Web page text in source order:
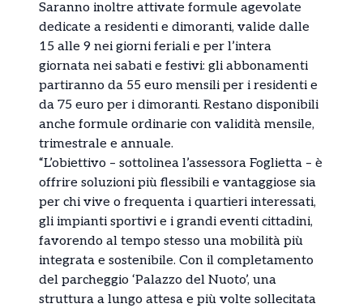
Saranno inoltre attivate formule agevolate
dedicate a residenti e dimoranti, valide dalle
15 alle 9 nei giorni feriali e per l’intera
giornata nei sabati e festivi: gli abbonamenti
partiranno da 55 euro mensili per i residenti e
da 75 euro per i dimoranti. Restano disponibili
anche formule ordinarie con validità mensile,
trimestrale e annuale.
“L’obiettivo – sottolinea l’assessora Foglietta – è
offrire soluzioni più flessibili e vantaggiose sia
per chi vive o frequenta i quartieri interessati,
gli impianti sportivi e i grandi eventi cittadini,
favorendo al tempo stesso una mobilità più
integrata e sostenibile. Con il completamento
del parcheggio ‘Palazzo del Nuoto’, una
struttura a lungo attesa e più volte sollecitata